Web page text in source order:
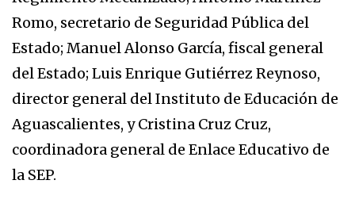
Romo, secretario de Seguridad Pública del
Estado; Manuel Alonso García, fiscal general
del Estado; Luis Enrique Gutiérrez Reynoso,
director general del Instituto de Educación de
Aguascalientes, y Cristina Cruz Cruz,
coordinadora general de Enlace Educativo de
la SEP.